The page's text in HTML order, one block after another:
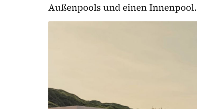
Außenpools und einen Innenpool.